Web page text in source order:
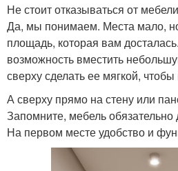
Не стоит отказываться от мебели
Да, мы понимаем. Места мало,
площадь, которая вам
возможность вместить
сверху сделать ее мягкой,
А сверху прямо на стену или
Запомните, мебель обязательно
На первом месте удобство и